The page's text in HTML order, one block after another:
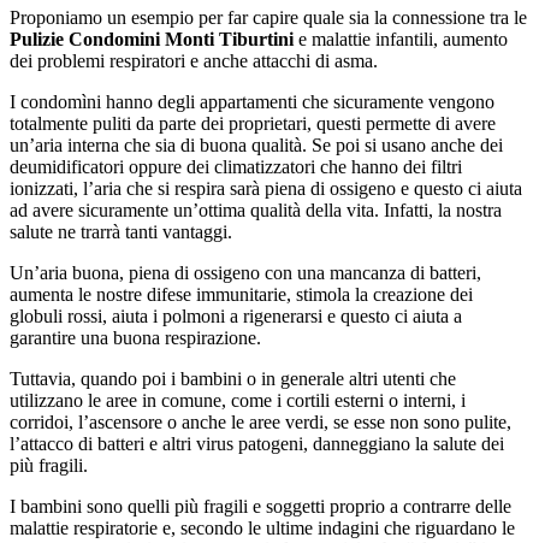
Proponiamo un esempio per far capire quale sia la connessione tra le
Pulizie Condomini Monti Tiburtini e malattie infantili, aumento
dei problemi respiratori e anche attacchi di asma.
I condomìni hanno degli appartamenti che sicuramente vengono
totalmente puliti da parte dei proprietari, questi permette di avere
un’aria interna che sia di buona qualità. Se poi si usano anche dei
deumidificatori oppure dei climatizzatori che hanno dei filtri
ionizzati, l’aria che si respira sarà piena di ossigeno e questo ci aiuta
ad avere sicuramente un’ottima qualità della vita. Infatti, la nostra
salute ne trarrà tanti vantaggi.
Un’aria buona, piena di ossigeno con una mancanza di batteri,
aumenta le nostre difese immunitarie, stimola la creazione dei
globuli rossi, aiuta i polmoni a rigenerarsi e questo ci aiuta a
garantire una buona respirazione.
Tuttavia, quando poi i bambini o in generale altri utenti che
utilizzano le aree in comune, come i cortili esterni o interni, i
corridoi, l’ascensore o anche le aree verdi, se esse non sono pulite,
l’attacco di batteri e altri virus patogeni, danneggiano la salute dei
più fragili.
I bambini sono quelli più fragili e soggetti proprio a contrarre delle
malattie respiratorie e, secondo le ultime indagini che riguardano le